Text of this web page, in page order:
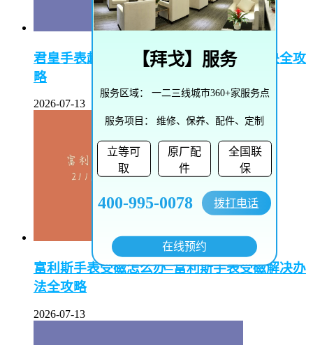
君皇手表起雾了怎么办–君皇手表起雾解决全攻
略
2026-07-13
富利斯手表受磁怎么办–富利斯手表受磁解决办
法全攻略
2026-07-13
【拜戈】服务
服务区域： 一二三线城市360+家服务点
服务项目： 维修、保养、配件、定制
立等可
取
原厂配
件
全国联
保
400-995-0078 拨打电话
在线预约